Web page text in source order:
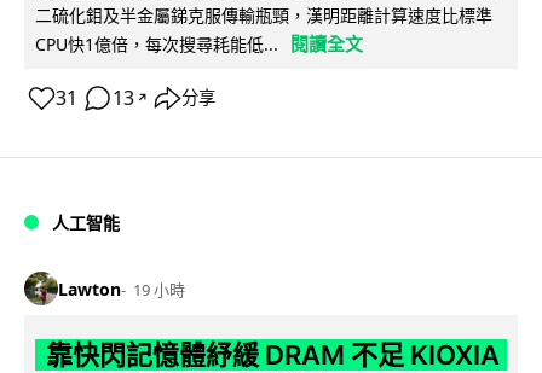
二硫化鉬及半金屬銻克服傳輸瓶頸，漢明距離計算速度比標準
CPU快1億倍，每次搜尋耗能低...
閱讀全文
31 13 ↗ 分享
人工智能
Lawton 19 小時
靠快閃記憶體紓緩 DRAM 不足 KIOXIA